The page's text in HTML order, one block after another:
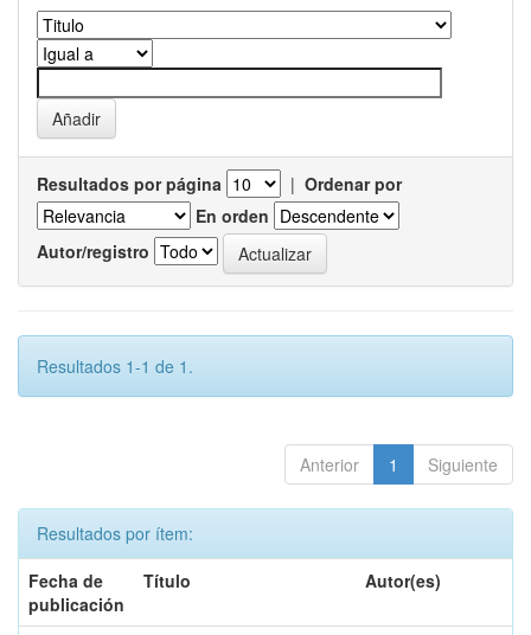
Resultados por página | Ordenar por
En orden
Autor/registro
Resultados 1-1 de 1.
Anterior 1 Siguiente
Resultados por ítem:
Fecha de
publicación
Título Autor(es)